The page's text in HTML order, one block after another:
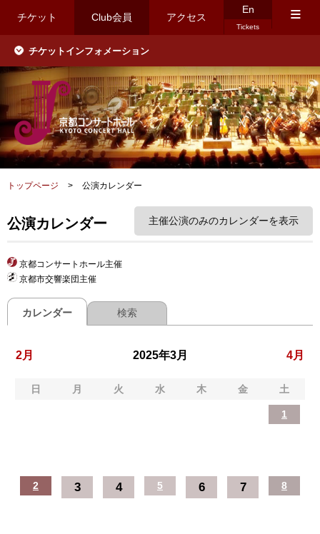
チケット Club会員 アクセス
En
Tickets
≡
チケットインフォメーション
トップページ > 公演カレンダー
公演カレンダー 主催公演のみのカレンダーを表示
京都コンサートホール主催
京都市交響楽団主催
カレンダー 検索
2月 2025年3月 4月
日 月 火 水 木 金 土
1
2 3 4 5 6 7 8